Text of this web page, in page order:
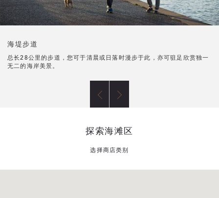
海堤步道
总长28公里的步道，您可于清晨或日落时漫步于此，亦可驻足欣赏独一
无二的海岸美景。
探索海滩区
选择商店类别